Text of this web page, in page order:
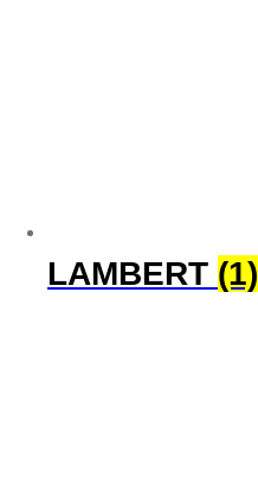
LAMBERT (1)